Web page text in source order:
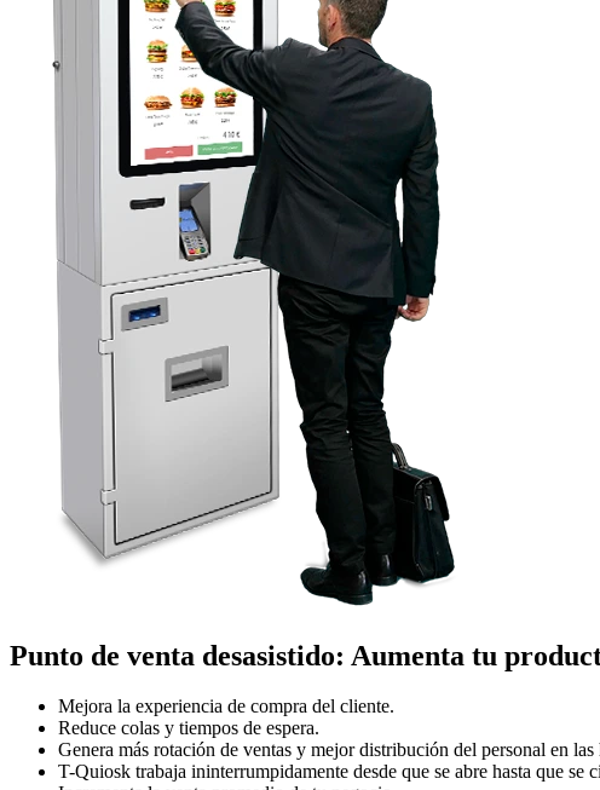
Punto de venta desasistido: Aumenta tu
Mejora la experiencia de compra del cliente.
Reduce colas y tiempos de espera.
Genera más rotación de ventas y mejor distribución del personal en las
T-Quiosk trabaja ininterrumpidamente desde que se abre hasta que se